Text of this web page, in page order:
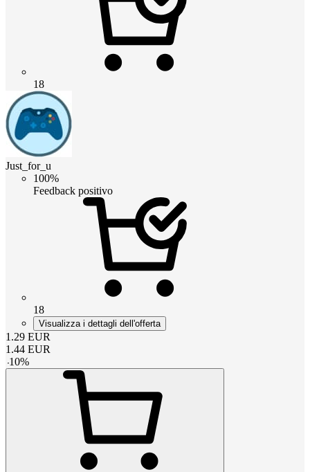
18
Just_for_u
100%
Feedback positivo
18
Visualizza i dettagli dell'offerta
1.29 EUR
1.44 EUR
-10%